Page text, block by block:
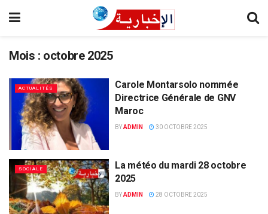
Mois : octobre 2025
ACTUALITÉS
Carole Montarsolo nommée
Directrice Générale de GNV
Maroc
BYADMIN 30 OCTOBRE 2025
SOCIALE
La météo du mardi 28 octobre
2025
BYADMIN 28 OCTOBRE 2025